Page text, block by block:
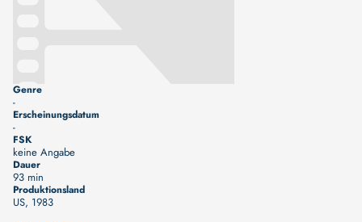
Genre
-
Erscheinungsdatum
-
FSK
keine Angabe
Dauer
93 min
Produktionsland
US, 1983